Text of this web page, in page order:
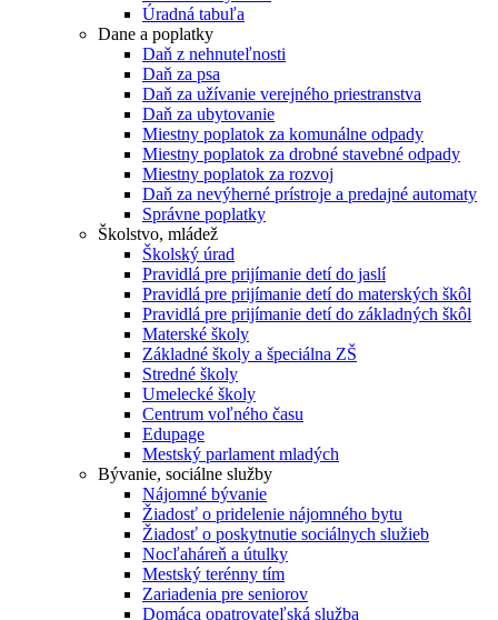
Úradná tabuľa
Dane a poplatky
Daň z nehnuteľnosti
Daň za psa
Daň za užívanie verejného priestranstva
Daň za ubytovanie
Miestny poplatok za komunálne odpady
Miestny poplatok za drobné stavebné odpady
Miestny poplatok za rozvoj
Daň za nevýherné prístroje a predajné automaty
Správne poplatky
Školstvo, mládež
Školský úrad
Pravidlá pre prijímanie detí do jaslí
Pravidlá pre prijímanie detí do materských škôl
Pravidlá pre prijímanie detí do základných škôl
Materské školy
Základné školy a špeciálna ZŠ
Stredné školy
Umelecké školy
Centrum voľného času
Edupage
Mestský parlament mladých
Bývanie, sociálne služby
Nájomné bývanie
Žiadosť o pridelenie nájomného bytu
Žiadosť o poskytnutie sociálnych služieb
Nocľaháreň a útulky
Mestský terénny tím
Zariadenia pre seniorov
Domáca opatrovateľská služba